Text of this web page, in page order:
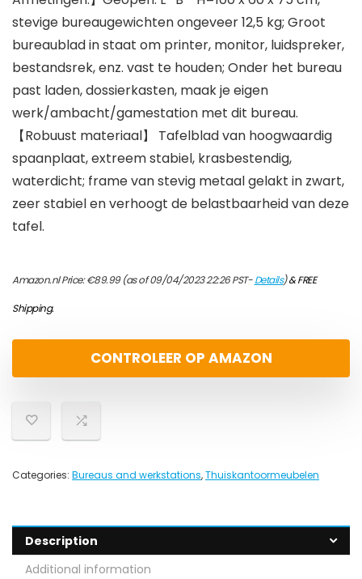
stevige bureaugewichten ongeveer 12,5 kg; Groot
bureaublad in staat om printer, monitor, luidspreker,
bestandsrek, enz. vast te houden; Onder het bureau
past laden, dossierkasten, maak je eigen
werk/ambacht/gamestation met dit bureau.
【Robuust materiaal】 Tafelblad van hoogwaardig
spaanplaat, extreem stabiel, krasbestendig,
waterdicht; frame van stevig metaal gelakt in zwart,
zeer stabiel en verhoogt de belastbaarheid van deze
tafel.
Amazon.nl Price:€89.99(as of 09/04/2023 22:26 PST-Details)&FREE
Shipping.
CONTROLEER OP AMAZON
Categories: Bureaus and werkstations,Thuiskantoormeubelen
Description
Additional information